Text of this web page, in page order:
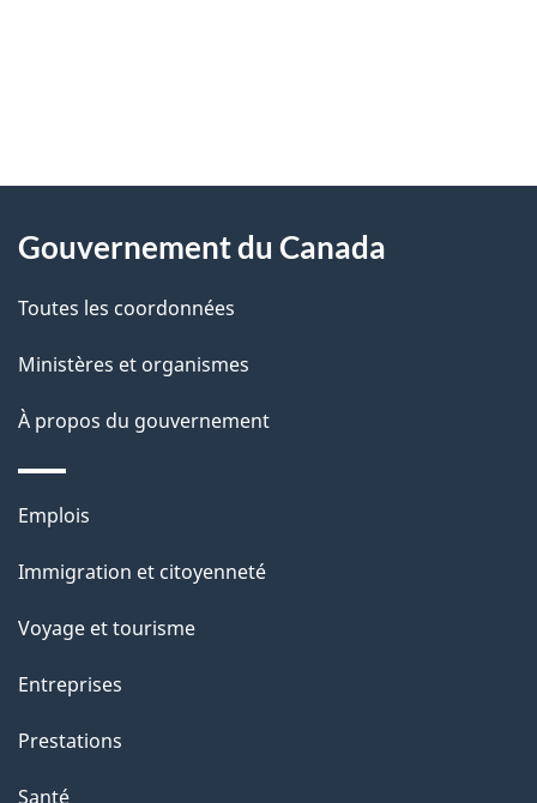
D
t
a
l
s
l
a
a
g
"
propos
ce
site
Gouvernement du Canada
Toutes les coordonnées
Ministères et organismes
À propos du gouvernement
Thèmes
sujets
Emplois
Immigration et citoyenneté
Voyage et tourisme
Entreprises
Prestations
Santé